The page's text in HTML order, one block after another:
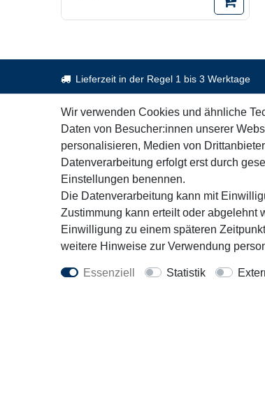
Lieferzeit in der Regel 1 bis 3 Werktage
Kontakt
+49 451 3071162
Mo. - Fr. 9:30 - 16:00 Uhr
info@motorfit.de
Kontaktformular
Wir verwenden Cookies und ähnliche
Daten von Besucher:innen unserer
personalisieren, Medien von
Datenverarbeitung erfolgt erst durch
Einstellungen benennen.
Die Datenverarbeitung kann mit
Zustimmung kann erteilt oder abgelehnt
Einwilligung zu einem späteren
weitere Hinweise zur Verwendung
Essenziell Statistik